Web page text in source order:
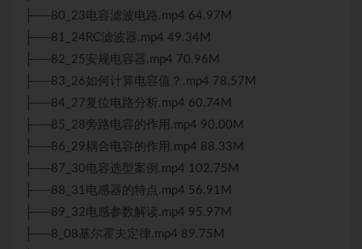
├──80_23电容滤波电路.mp4 64.97M
├──81_24RC滤波器.mp4 49.34M
├──82_25安规电容器.mp4 70.96M
├──83_26如何计算电容值？.mp4 78.57M
├──84_27复位电路分析.mp4 60.74M
├──85_28旁路电容的作用.mp4 90.00M
├──86_29耦合电容的作用.mp4 88.33M
├──87_30电容选型案例.mp4 102.75M
├──88_31电感器的特点.mp4 56.91M
├──89_32电感参数解读.mp4 95.97M
├──8_08基尔霍夫定律.mp4 89.75M